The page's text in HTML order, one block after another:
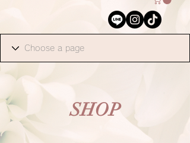
SHOP